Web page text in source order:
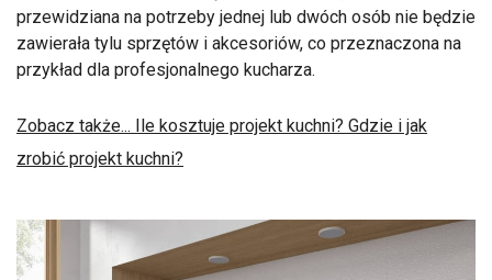
przewidziana na potrzeby jednej lub dwóch osób nie będzie
zawierała tylu sprzętów i akcesoriów, co przeznaczona na
przykład dla profesjonalnego kucharza.
Zobacz także... Ile kosztuje projekt kuchni? Gdzie i jak
zrobić projekt kuchni?